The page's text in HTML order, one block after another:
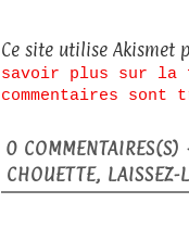
Ce site utilise Akismet
savoir plus sur la
commentaires sont
0
CHOUETTE,